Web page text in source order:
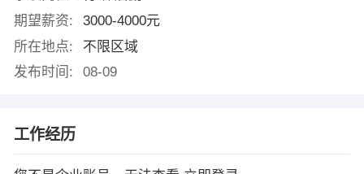
期望薪资:
3000-4000元
所在地点:
不限区域
发布时间:
08-09
工作经历